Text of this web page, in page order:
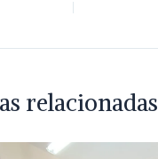
relacionadas